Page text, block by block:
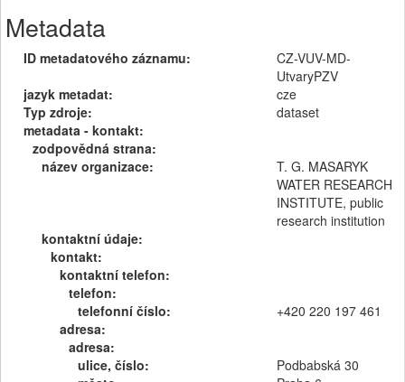
Metadata
ID metadatového záznamu:
CZ-VUV-MD-
UtvaryPZV
jazyk metadat:
cze
Typ zdroje:
dataset
metadata - kontakt:
zodpovědná strana:
název organizace:
T. G. MASARYK
WATER RESEARCH
INSTITUTE, public
research institution
kontaktní údaje:
kontakt:
kontaktní telefon:
telefon:
telefonní číslo:
+420 220 197 461
adresa:
adresa:
ulice, číslo:
Podbabská 30